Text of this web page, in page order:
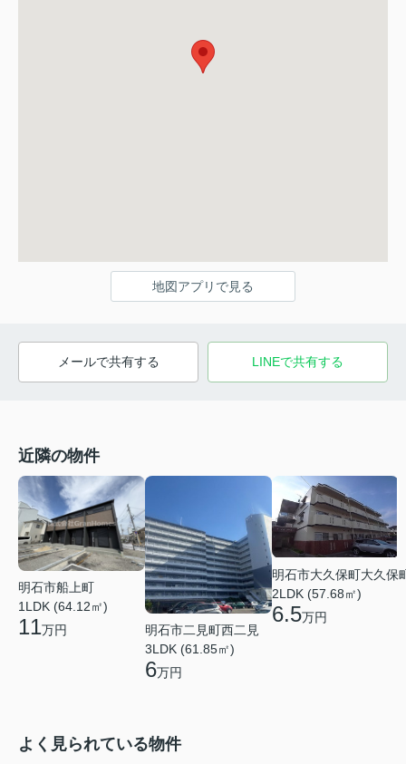
地図アプリで見る
メールで共有する LINEで共有する
近隣の物件
明石市船上町
1LDK (64.12㎡)
11万円
明石市二見町西二見
3LDK (61.85㎡)
6万円
明石市大久保町大久保
2LDK (57.68㎡)
6.5万円
よく見られている物件